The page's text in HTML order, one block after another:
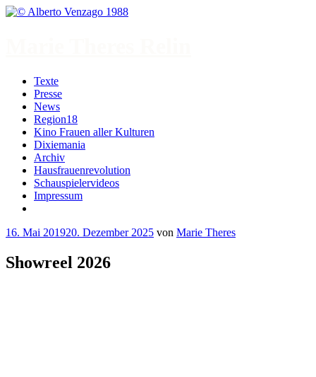
Zum
Texte
Presse
News
Region18
Kino Frauen aller Kulturen
Dixiemania
Archiv
Hausfrauenrevolution
Schauspielervideos
Impressum
16. Mai 201920. Dezember 2025 von Marie Theres
Showreel 2026